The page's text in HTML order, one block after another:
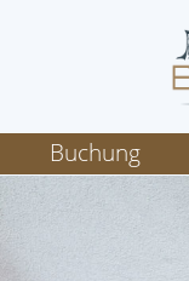
Buchung